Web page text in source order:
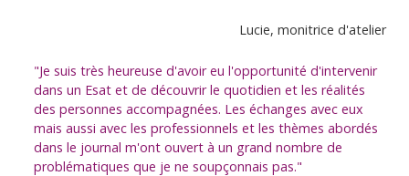
Lucie, monitrice d'atelier
"Je suis très heureuse d'avoir eu l'opportunité d'intervenir
dans un Esat et de découvrir le quotidien et les réalités
des personnes accompagnées. Les échanges avec eux
mais aussi avec les professionnels et les thèmes abordés
dans le journal m'ont ouvert à un grand nombre de
problématiques que je ne soupçonnais pas."